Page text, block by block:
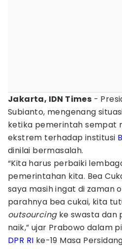
Jakarta, IDN Times -
Subianto, mengenang
ketika pemerintah sempat
ekstrem terhadap institusi
dinilai bermasalah.
“Kita harus perbaiki
pemerintahan kita. Bea
saya masih ingat di zaman
parahnya bea cukai, kita
outsourcingke swasta dan
naik,” ujar Prabowo dalam
DPR RI ke-19 Masa